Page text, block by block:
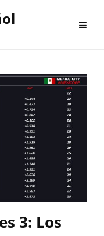
3: Los